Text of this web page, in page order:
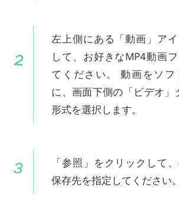
左上側にある「動画」ア
して、お好きなMP4動画
てください。 動画をソフ
に、画面下側の「ビデオ」
形式を選択します。
「参照」をクリックして
保存先を指定してください。